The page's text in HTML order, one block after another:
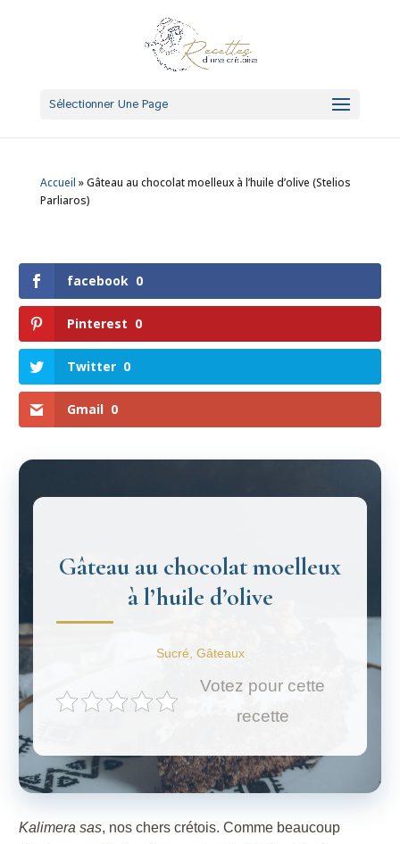
Sélectionner Une Page
Accueil »Gâteau au chocolat moelleux à l’huile d’olive (Stelios
Parliaros)
facebook 0
Pinterest 0
Twitter 0
Gmail 0
Gâteau au chocolat moelleux
à l’huile d’olive
Sucré, Gâteaux
Votez pour cette
recette
Kalimera sas, nos chers crétois. Comme beaucoup